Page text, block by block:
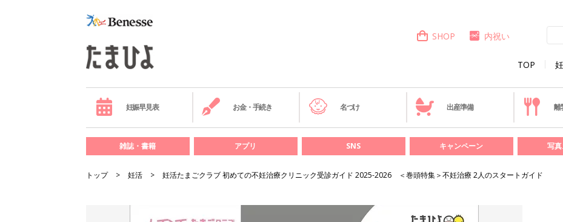
TOP
SHOP 内祝い
妊娠早見表 お金・手続き 名づけ 出産準備 離
雑誌・書籍 アプリ SNS キャンペーン 写
トップ 妊活 妊活たまごクラブ 初めての不妊治療クリニック受診ガイド 2025-2026 ＜巻頭特集＞不妊治療 2人のスタートガイド